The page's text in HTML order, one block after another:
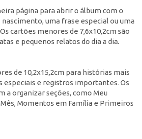
página para abrir o álbum com o
uma frase especial ou uma
cartões menores de 7,6x10,2cm são
e pequenos relatos do dia a dia.
de 10,2x15,2cm para histórias mais
especiais e registros importantes. Os
a organizar seções, como Meu
Momentos em Família e Primeiros